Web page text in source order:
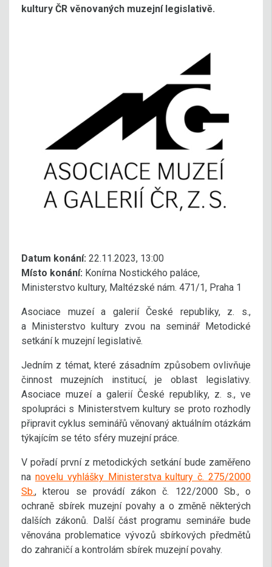
kultury ČR věnovaných muzejní legislativě.
Datum konání: 22.11.2023, 13:00
Místo konání: Konírna Nostického paláce,
Ministerstvo kultury, Maltézské nám. 471/1, Praha 1
Asociace muzeí a galerií České republiky, z. s.,
a Ministerstvo kultury zvou na seminář Metodické
setkání k muzejní legislativě.
Jedním z témat, které zásadním způsobem ovlivňuje
činnost muzejních institucí, je oblast legislativy.
Asociace muzeí a galerií České republiky, z. s., ve
spolupráci s Ministerstvem kultury se proto rozhodly
připravit cyklus seminářů věnovaný aktuálním otázkám
týkajícím se této sféry muzejní práce.
V pořadí první z metodických setkání bude zaměřeno
na novelu vyhlášky Ministerstva kultury č. 275/2000
Sb., kterou se provádí zákon č. 122/2000 Sb., o
ochraně sbírek muzejní povahy a o změně některých
dalších zákonů. Další část programu semináře bude
věnována problematice vývozů sbírkových předmětů
do zahraničí a kontrolám sbírek muzejní povahy.